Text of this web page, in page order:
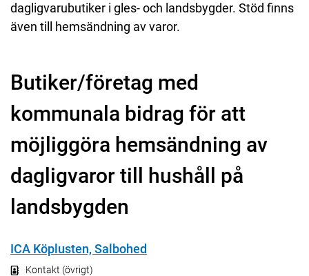
dagligvarubutiker i gles- och landsbygder. Stöd finns
även till hemsändning av varor.
Butiker/företag med
kommunala bidrag för att
möjliggöra hemsändning av
dagligvaror till hushåll på
landsbygden
ICA Köplusten, Salbohed
Kontakt (övrigt)